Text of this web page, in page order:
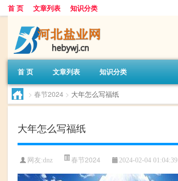
首 页 文章列表 知识分类
首 页 文章列表 知识分类
> 春节2024 > 大年怎么写福纸
大年怎么写福纸
网友:dnz 春节2024 2024-02-04 01:04:39